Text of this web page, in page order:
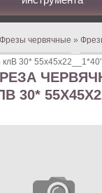
Фрезы червячные »
30*
30*